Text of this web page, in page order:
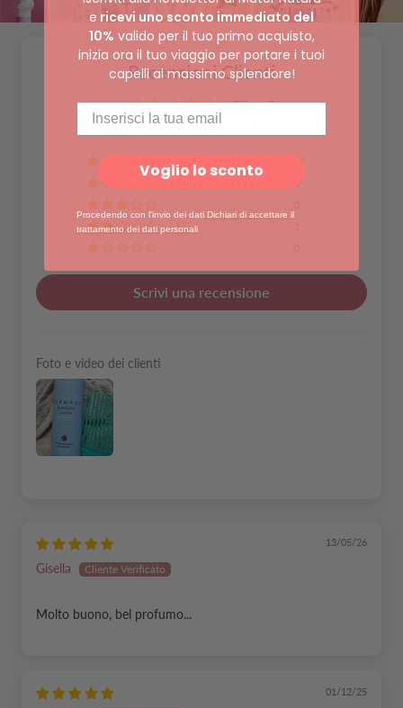
Recensioni Clienti
4.77 su 5
Basato su 26 recensioni
22
3
Scrivi una recensione
Foto e video dei clienti
13/05/26
Gisella
Molto buono, bel profumo...
01/12/25
e ricevi uno sconto immediato del
10% valido per il tuo primo acquisto,
inizia ora il tuo viaggio per portare i tuoi
capelli al massimo splendore!
Voglio lo sconto
Procedendo con l'invio dei dati Dichiari di accettare il
trattamento dei dati personali